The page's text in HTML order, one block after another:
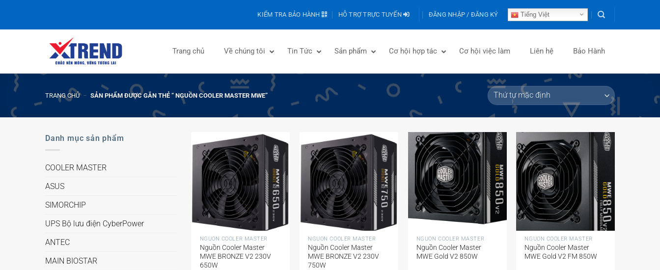
KIỂM TRA BẢO HÀNH HỖ TRỢ TRỰC TUYẾN ĐĂNG NHẬP / ĐĂNG KÝ Tiếng Việt
Trang chủ Về chúng tôi Tin Tức Sản phẩm Cơ hội hợp tác Cơ hội việc làm Liên hệ Bảo Hành
TRANG CHỦ – SẢN PHẨM ĐƯỢC GẮN THẺ “ NGUỒN COOLER MASTER MWE”
Danh mục sản phẩm
COOLER MASTER
ASUS
SIMORCHIP
UPS Bộ lưu điện CyberPower
ANTEC
MAIN BIOSTAR
NGUỒN COOLER MASTER
Nguồn Cooler Master
MWE BRONZE V2 230V
650W
NGUỒN COOLER MASTER
Nguồn Cooler Master
MWE BRONZE V2 230V
750W
+
NGUỒN COOLER MASTER
Nguồn Cooler Master
MWE Gold V2 850W
+
NGUỒN COOLER MASTER
Nguồn Cooler Master
MWE Gold V2 FM 850W